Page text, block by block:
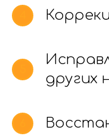
других